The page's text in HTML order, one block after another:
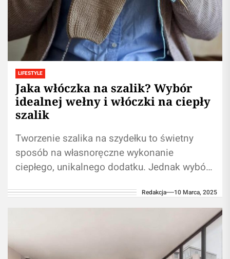
LIFESTYLE
Jaka włóczka na szalik? Wybór
idealnej wełny i włóczki na ciepły
szalik
Tworzenie szalika na szydełku to świetny
sposób na własnoręczne wykonanie
ciepłego, unikalnego dodatku. Jednak wybór
dla efektu końcowego. Jeśli zastanawiasz...
Redakcja 10 Marca, 2025